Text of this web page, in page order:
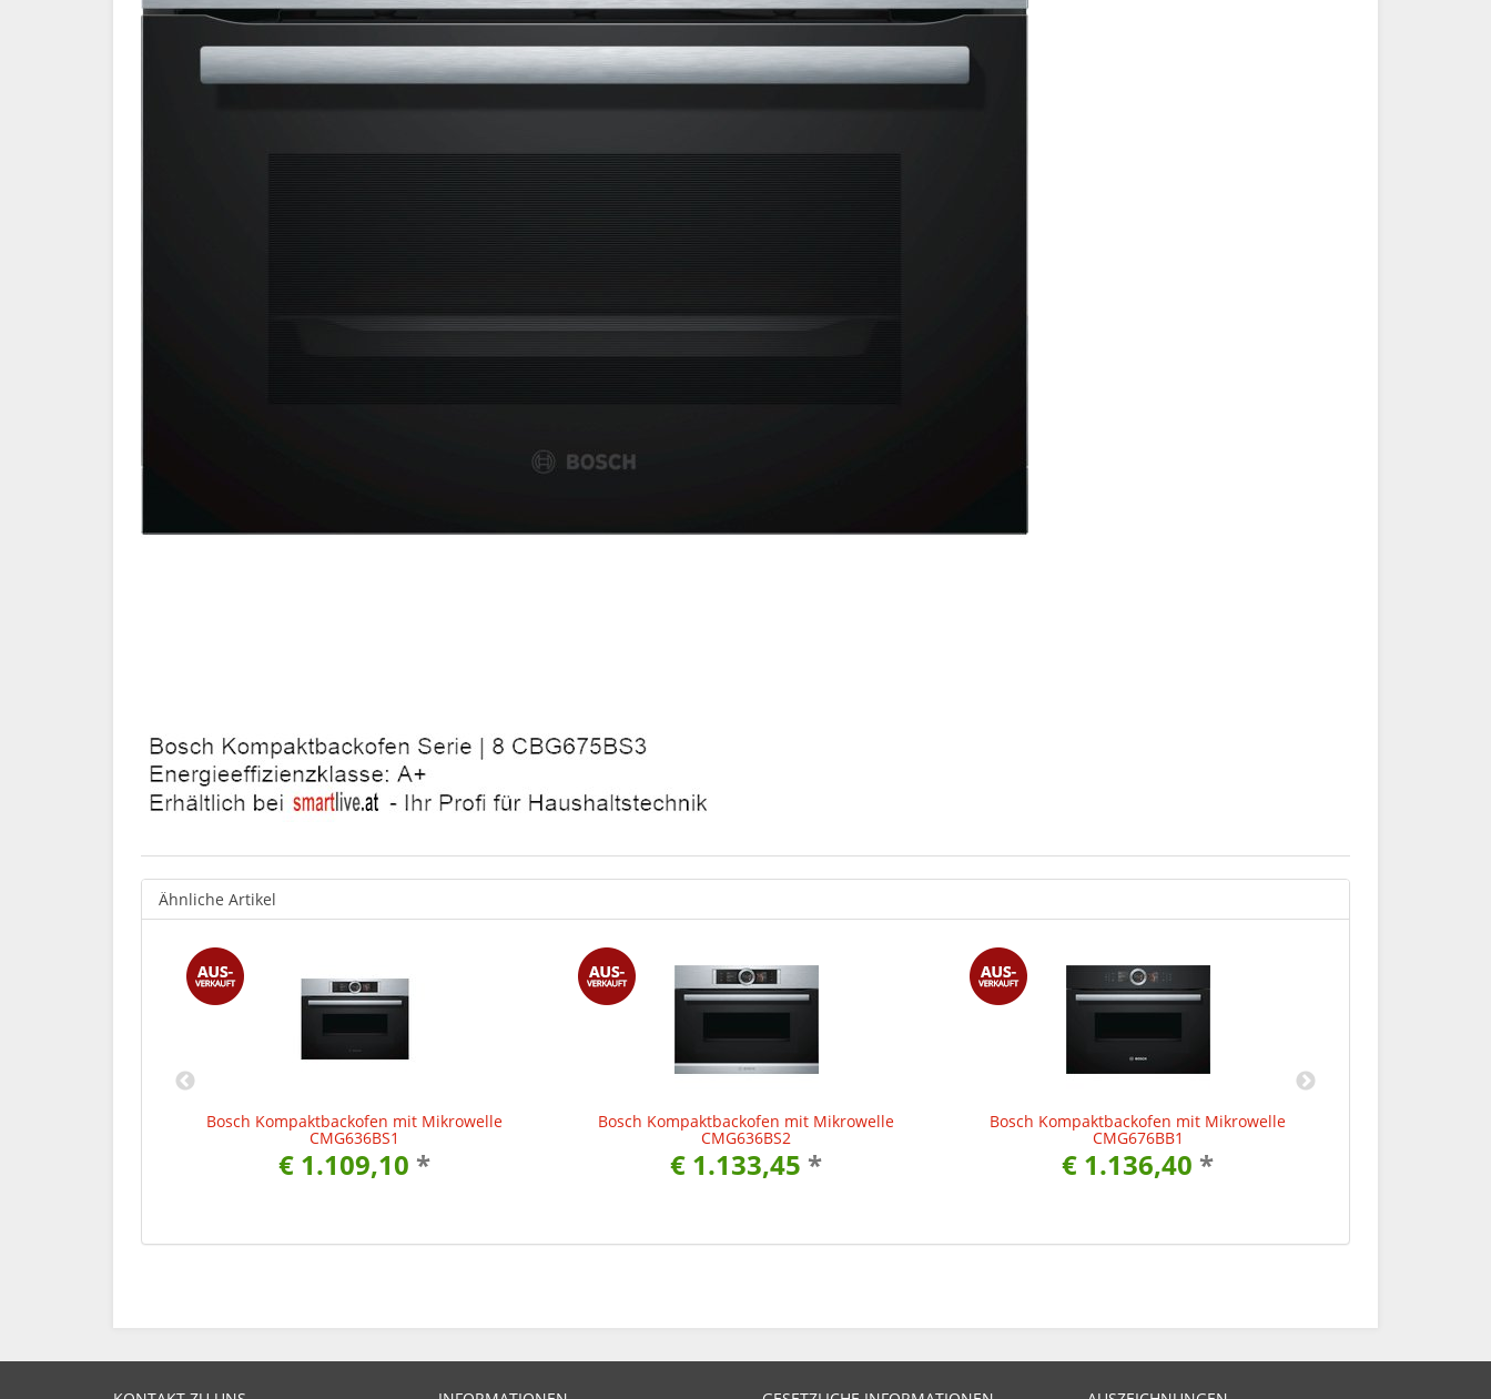
Ähnliche Artikel
Bosch Kompaktbackofen mit Mikrowelle
CMG636BS1
€ 1.109,10 *
Bosch Kompaktbackofen mit Mikrowelle
CMG636BS2
€ 1.133,45 *
Bosch Kompaktbackofen mit Mikrowelle
CMG676BB1
€ 1.136,40 *